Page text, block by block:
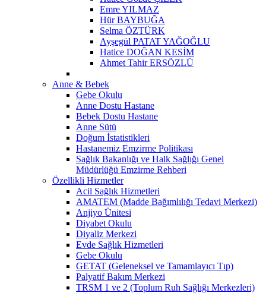
Emre YILMAZ
Hür BAYBUĞA
Selma ÖZTÜRK
Ayşegül PATAT YAĞOĞLU
Hatice DOĞAN KESİM
Ahmet Tahir ERSÖZLÜ
Anne & Bebek
Gebe Okulu
Anne Dostu Hastane
Bebek Dostu Hastane
Anne Sütü
Doğum İstatistikleri
Hastanemiz Emzirme Politikası
Sağlık Bakanlığı ve Halk Sağlığı Genel
Müdürlüğü Emzirme Rehberi
Özellikli Hizmetler
Acil Sağlık Hizmetleri
AMATEM (Madde Bağımlılığı Tedavi Merkezi)
Anjiyo Ünitesi
Diyabet Okulu
Diyaliz Merkezi
Evde Sağlık Hizmetleri
Gebe Okulu
GETAT (Geleneksel ve Tamamlayıcı Tıp)
Palyatif Bakım Merkezi
TRSM 1 ve 2 (Toplum Ruh Sağlığı Merkezleri)